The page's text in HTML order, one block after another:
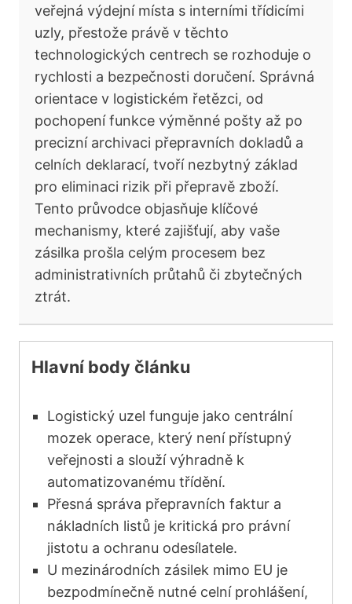
veřejná výdejní místa s interními třídicími
uzly, přestože právě v těchto
technologických centrech se rozhoduje o
rychlosti a bezpečnosti doručení. Správná
orientace v logistickém řetězci, od
pochopení funkce výměnné pošty až po
precizní archivaci přepravních dokladů a
celních deklarací, tvoří nezbytný základ
pro eliminaci rizik při přepravě zboží.
Tento průvodce objasňuje klíčové
mechanismy, které zajišťují, aby vaše
zásilka prošla celým procesem bez
administrativních průtahů či zbytečných
ztrát.
Hlavní body článku
Logistický uzel funguje jako centrální
mozek operace, který není přístupný
veřejnosti a slouží výhradně k
automatizovanému třídění.
Přesná správa přepravních faktur a
nákladních listů je kritická pro právní
jistotu a ochranu odesílatele.
U mezinárodních zásilek mimo EU je
bezpodmínečně nutné celní prohlášení,